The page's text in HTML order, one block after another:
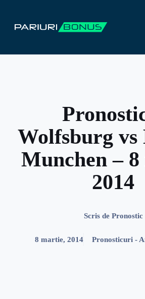
conținut
Wolfsburg vs
Munchen –
2014
Scris de Pronostic
8 martie, 2014 Pronosticuri -